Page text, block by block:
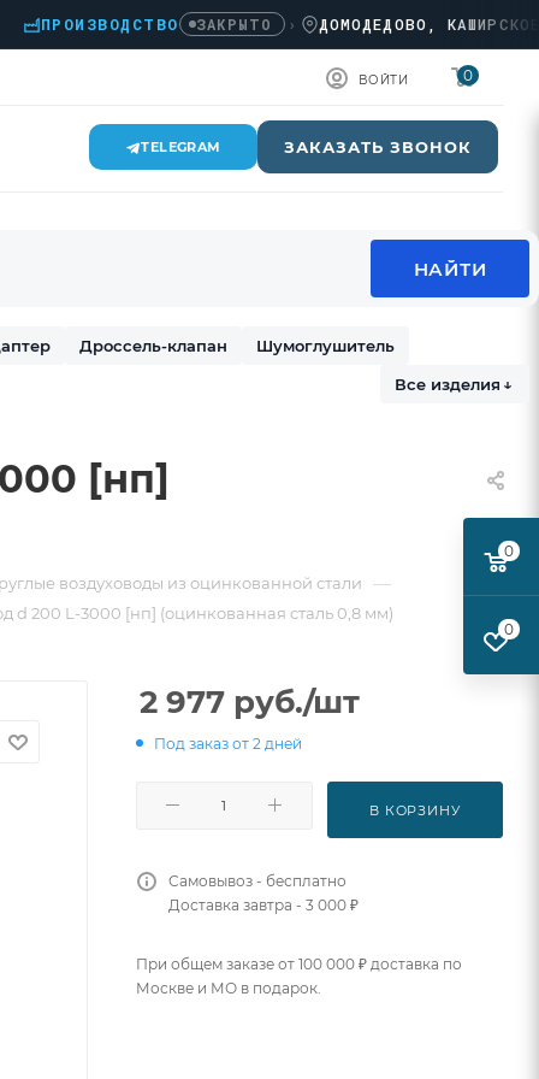
ЗАКРЫТО › ДОМОДЕДОВО, КАШИРСКОЕ
ВОЙТИ 0
TELEGRAM ЗАКАЗАТЬ ЗВОНОК
Дроссель-клапан
Шумоглушитель
Все изделия ↓
[нп]
воздуховоды из оцинкованной стали —
d 200 L-3000 [нп] (оцинкованная сталь 0,8 мм)
2 977 руб./шт
Под заказ от 2 дней
В КОРЗИНУ
Самовывоз - бесплатно
Доставка завтра - 3 000 ₽
При общем заказе от 100 000 ₽ доставка по
Москве и МО в подарок.
0
0